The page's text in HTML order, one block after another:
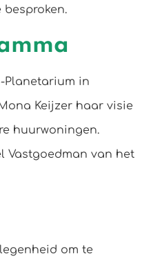
Planetarium in
Keijzer haar visie
huurwoningen.
Vastgoedman van het
om te